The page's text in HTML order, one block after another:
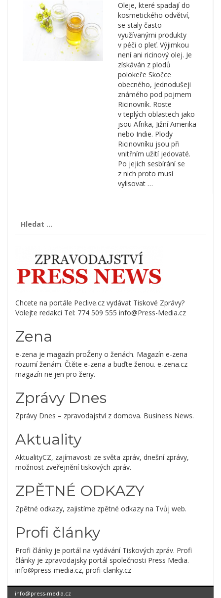
Oleje, které spadají do
kosmetického odvětví,
se staly často
využívanými produkty
v péči o pleť. Výjimkou
není ani ricinový olej. Je
získáván z plodů
polokeře Skočce
obecného, jednodušeji
známého pod pojmem
Ricinovník. Roste
v teplých oblastech jako
jsou Afrika, Jižní Amerika
nebo Indie. Plody
Ricinovníku jsou při
vnitřním užití jedovaté.
Po jejich sesbírání se
z nich proto musí
vylisovat …
Chcete na portále Peclive.cz vydávat Tiskové Zprávy?
Volejte redakci Tel: 774 509 555 info@Press-Media.cz
Zena
e-zena je magazín proŽeny o ženách. Magazín e-zena
rozumí ženám. Čtěte e-zena a buďte ženou. e-zena.cz
magazín ne jen pro ženy.
Zprávy Dnes
Zprávy Dnes – zpravodajství z domova. Business News.
Aktuality
AktualityCZ, zajímavosti ze světa zpráv, dnešní zprávy,
možnost zveřejnění tiskových zpráv.
ZPĚTNÉ ODKAZY
Zpětné odkazy, zajistíme zpětné odkazy na Tvůj web.
Profi články
Profi články je portál na vydávání Tiskových zpráv. Profi
články je zpravodajsky portál společnosti Press Media.
info@press-media.cz, profi-clanky.cz
info@press-media.cz